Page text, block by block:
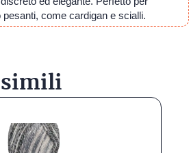
come cardigan e scialli.